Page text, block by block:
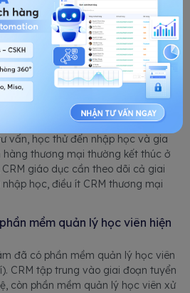
của từng học viên trong hành
crm
gì CRM cho doanh nghiệp
tùy biến theo hành trình tuyển
vấn, học thử đến nhập học và gia
hàng thương mại thường kết thúc ở
giáo dục cần theo dõi cả giai
học, điều ít CRM thương mại
mềm quản lý học viên hiện
đã có phần mềm quản lý học viên
CRM tập trung vào giai đoạn tuyển
còn phần mềm quản lý học viên xử